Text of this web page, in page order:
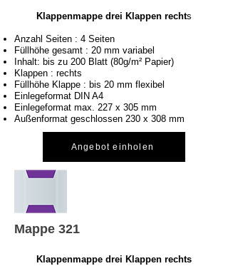
Klappenmappe drei Klappen rechts
Anzahl Seiten : 4 Seiten
Füllhöhe gesamt : 20 mm variabel
Inhalt: bis zu 200 Blatt (80g/m² Papier)
Klappen : rechts
Füllhöhe Klappe : bis 20 mm flexibel
Einlegeformat DIN A4
Einlegeformat max. 227 x 305 mm
Außenformat geschlossen 230 x 308 mm
Angebot einholen
Mappe 321
Klappenmappe drei Klappen rechts